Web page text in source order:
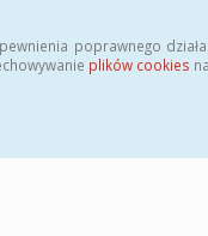
poprawnego
plików cookies